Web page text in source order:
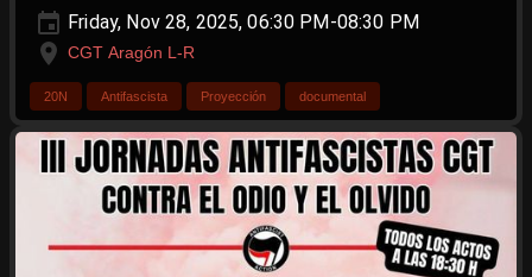
Friday, Nov 28, 2025, 06:30 PM-08:30 PM
CGT Aragón L-R
20N Antifascista Proyección documental